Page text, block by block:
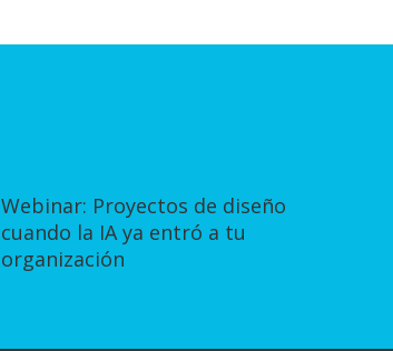
Webinar: Proyectos de diseño
cuando la IA ya entró a tu
organización